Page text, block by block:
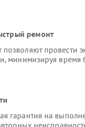
ремонт
провести
минимизируя время
гарантия на